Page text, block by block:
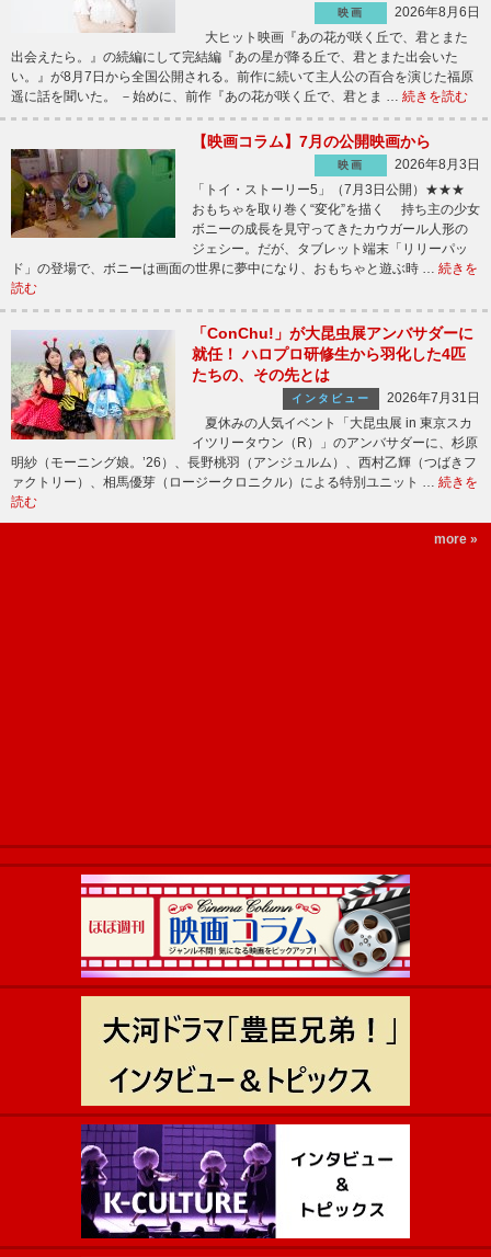
映画
2026年8月6日
大ヒット映画『あの花が咲く丘で、君とまた
出会えたら。』の続編にして完結編『あの星が降る丘で、君とまた出会いた
い。』が8月7日から全国公開される。前作に続いて主人公の百合を演じた福原
遥に話を聞いた。 －始めに、前作『あの花が咲く丘で、君とま … 続きを読む
【映画コラム】7月の公開映画から
映画
2026年8月3日
「トイ・ストーリー5」（7月3日公開）★★★
おもちゃを取り巻く“変化”を描く 持ち主の少女
ボニーの成長を見守ってきたカウガール人形の
ジェシー。だが、タブレット端末「リリーパッ
ド」の登場で、ボニーは画面の世界に夢中になり、おもちゃと遊ぶ時 … 続きを
読む
「ConChu!」が大昆虫展アンバサダーに
就任！ ハロプロ研修生から羽化した4匹
たちの、その先とは
インタビュー
2026年7月31日
夏休みの人気イベント「大昆虫展 in 東京スカ
イツリータウン（R）」のアンバサダーに、杉原
明紗（モーニング娘。’26）、長野桃羽（アンジュルム）、西村乙輝（つばきフ
ァクトリー）、相馬優芽（ロージークロニクル）による特別ユニット … 続きを
読む
more »